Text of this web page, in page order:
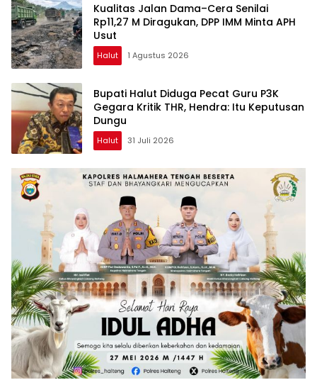
Kualitas Jalan Dama–Cera Senilai
Rp11,27 M Diragukan, DPP IMM Minta APH
Usut
Halut 1 Agustus 2026
Bupati Halut Diduga Pecat Guru P3K
Gegara Kritik THR, Hendra: Itu Keputusan
Dungu
Halut 31 Juli 2026